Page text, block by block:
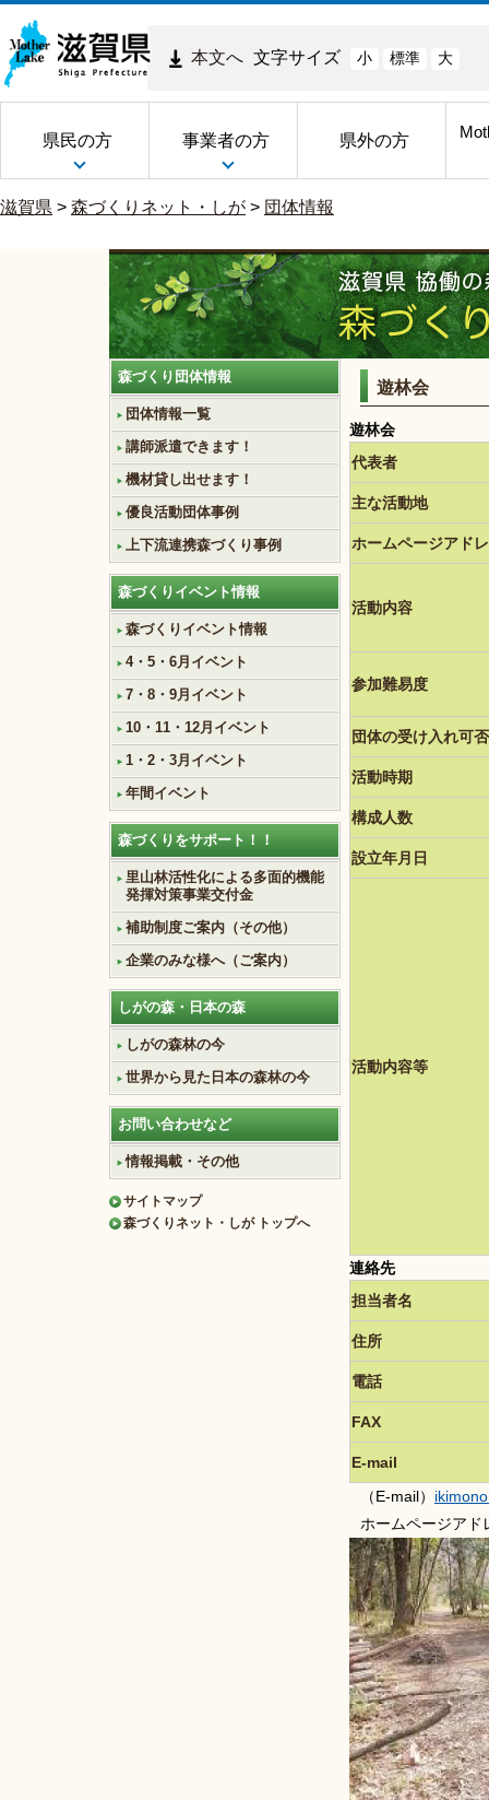
本文へ 文字サイズ 小 標準 大
県民の方 事業者の方 県外の方
滋賀県 > 森づくりネット・しが > 団体情報
森づくり団体情報
団体情報一覧
講師派遣できます！
機材貸し出せます！
優良活動団体事例
上下流連携森づくり事例
森づくりイベント情報
森づくりイベント情報
4・5・6月イベント
7・8・9月イベント
10・11・12月イベント
1・2・3月イベント
年間イベント
森づくりをサポート！！
里山林活性化による多面的機能
発揮対策事業交付金
補助制度ご案内（その他）
企業のみな様へ（ご案内）
しがの森・日本の森
しがの森林の今
世界から見た日本の森林の今
お問い合わせなど
情報掲載・その他
サイトマップ
森づくりネット・しが トップへ
遊林会
遊林会
代表者
主な活動地
ホームページアド
活動内容
参加難易度
団体の受け入れ可否
活動時期
構成人数
設立年月日
活動内容等
連絡先
担当者名
住所
電話
FAX
E-mail
（E-mail）
ホームページアド